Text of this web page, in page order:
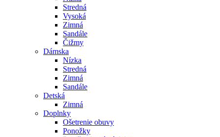
Stredná
Vysoká
Zimná
Sandále
Čižmy
Dámska
Nízka
Stredná
Zimná
Sandále
Detská
Zimná
Doplnky
Ošetrenie obuvy
Ponožky